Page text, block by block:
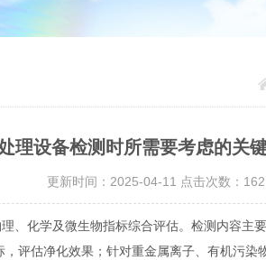
理设备检测时所需要考虑的关
更新时间：2025-04-11 点击次数：
化学及微生物指标综合评估。检测内容主
评估净化效果；针对重金属离子、有机污